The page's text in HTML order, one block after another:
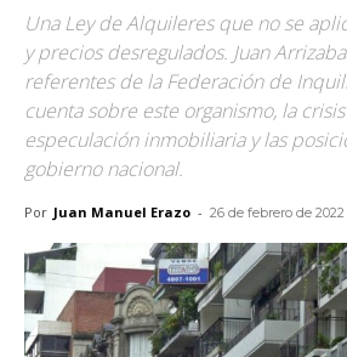
Una Ley de Alquileres que no se
y precios desregulados. Juan
referentes de la Federación de
cuenta sobre este organismo, la
especulación inmobiliaria y las
gobierno nacional.
Por Juan Manuel Erazo - 26 de febrero de 2022